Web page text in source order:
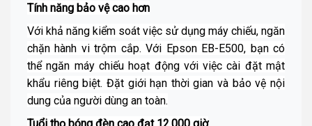
Tính năng bảo vệ cao hơn
Với khả năng kiểm soát việc sử dụng máy chiếu, ngăn
chặn hành vi trộm cắp. Với Epson EB-E500, bạn có
thể ngăn máy chiếu hoạt động với việc cài đặt mật
khẩu riêng biệt. Đặt giới hạn thời gian và bảo vệ nội
dung của người dùng an toàn.